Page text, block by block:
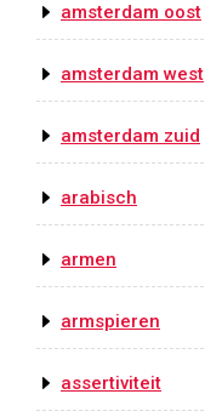
amsterdam oost
amsterdam west
amsterdam zuid
arabisch
armen
armspieren
assertiviteit